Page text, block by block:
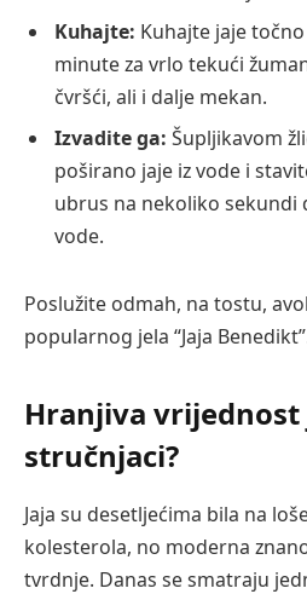
Kuhajte: Kuhajte jaje
minute za vrlo tekući
čvršći, ali i dalje mekan.
Izvadite ga: Šupljikavom
poširano jaje iz vode i
ubrus na nekoliko sekundi
vode.
Poslužite odmah, na tostu,
popularnog jela “Jaja
Hranjiva vrijednost
stručnjaci?
Jaja su desetljećima bila na
kolesterola, no moderna
tvrdnje. Danas se smatraju